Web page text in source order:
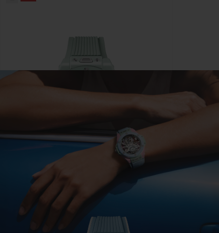
ビッグ・バン
ミントグリーンセラミック